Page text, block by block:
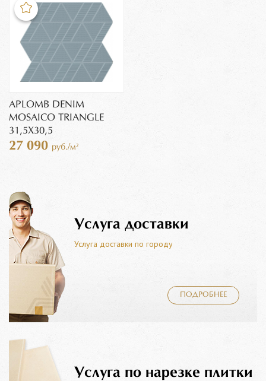
APLOMB DENIM
MOSAICO TRIANGLE
31,5X30,5
27 090 руб./м²
Услуга доставки
Услуга доставки по городу
ПОДРОБНЕЕ
Услуга по нарезке плитки